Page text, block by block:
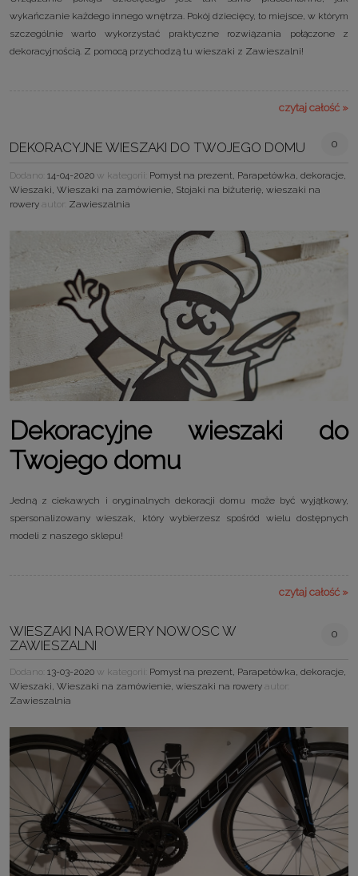
wykańczanie każdego innego wnętrza. Pokój dziecięcy, to miejsce, w którym
szczególnie warto wykorzystać praktyczne rozwiązania połączone z
dekoracyjnością. Z pomocą przychodzą tu wieszaki z Zawieszalni!
czytaj całość »
DEKORACYJNE WIESZAKI DO TWOJEGO DOMU 0
Dodano: 14-04-2020 w kategorii: Pomysł na prezent, Parapetówka, dekoracje,
Wieszaki, Wieszaki na zamówienie, Stojaki na biżuterię, wieszaki na
rowery autor: Zawieszalnia
Dekoracyjne wieszaki do
Twojego domu
Jedną z ciekawych i oryginalnych dekoracji domu może być wyjątkowy,
spersonalizowany wieszak, który wybierzesz spośród wielu dostępnych
modeli z naszego sklepu!
czytaj całość »
WIESZAKI NA ROWERY NOWOSC W
ZAWIESZALNI
0
Dodano: 13-03-2020 w kategorii: Pomysł na prezent, Parapetówka, dekoracje,
Wieszaki, Wieszaki na zamówienie, wieszaki na rowery autor:
Zawieszalnia